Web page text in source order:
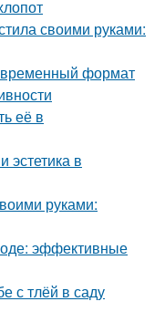
своими руками:
формат
её в
эстетика в
руками:
эффективные
с тлёй в саду